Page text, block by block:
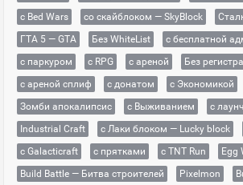
с Bed Wars
со скайблоком — SkyBlock
ГТА 5 — GTA
Без WhiteList
с бесплатной
с паркуром
с RPG с ареной
Без
с ареной сплиф
с донатом с Экономикой
Зомби апокалипсис
с Выживанием с
Industrial Craft
с Лаки блоком — Lucky block
с Galacticraft
с прятками с TNT Run Egg
Build Battle — Битва строителей
Pixelmon